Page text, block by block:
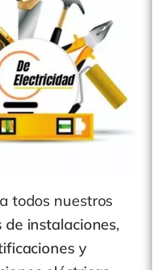
todos nuestros
de instalaciones,
y